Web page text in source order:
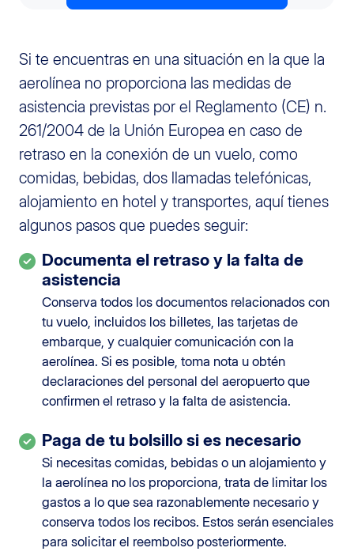
Si te encuentras en una situación en la que la
aerolínea no proporciona las medidas de
asistencia previstas por el Reglamento (CE) n.
261/2004 de la Unión Europea en caso de
retraso en la conexión de un vuelo, como
comidas, bebidas, dos llamadas telefónicas,
alojamiento en hotel y transportes, aquí tienes
algunos pasos que puedes seguir:
Documenta el retraso y la falta de
asistencia
Conserva todos los documentos relacionados con
tu vuelo, incluidos los billetes, las tarjetas de
embarque, y cualquier comunicación con la
aerolínea. Si es posible, toma nota u obtén
declaraciones del personal del aeropuerto que
confirmen el retraso y la falta de asistencia.
Paga de tu bolsillo si es necesario
Si necesitas comidas, bebidas o un alojamiento y
la aerolínea no los proporciona, trata de limitar los
gastos a lo que sea razonablemente necesario y
conserva todos los recibos. Estos serán esenciales
para solicitar el reembolso posteriormente.